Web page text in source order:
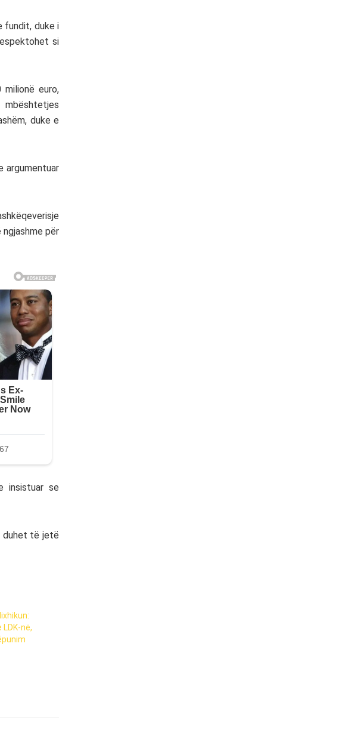
fundit, duke i
si
euro,
duke e
argumentuar
për
insistuar se
duhet të jetë
në,